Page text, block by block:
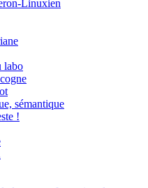
Linuxien
labo
sémantique
!